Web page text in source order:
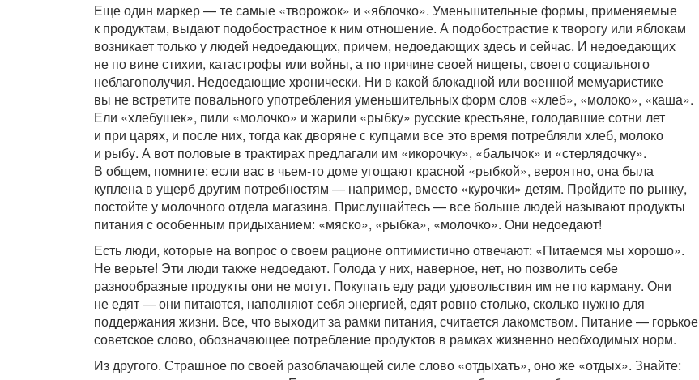
Еще один маркер — те самые «творожок» и «яблочко». Уменьшительные формы, применяемые
к продуктам, выдают подобострастное к ним отношение. А подобострастие к творогу или яблокам
возникает только у людей недоедающих, причем, недоедающих здесь и сейчас. И недоедающих
не по вине стихии, катастрофы или войны, а по причине своей нищеты, своего социального
неблагополучия. Недоедающие хронически. Ни в какой блокадной или военной мемуаристике
вы не встретите повального употребления уменьшительных форм слов «хлеб», «молоко», «каша».
Ели «хлебушек», пили «молочко» и жарили «рыбку» русские крестьяне, голодавшие сотни лет
и при царях, и после них, тогда как дворяне с купцами все это время потребляли хлеб, молоко
и рыбу. А вот половые в трактирах предлагали им «икорочку», «балычок» и «стерлядочку».
В общем, помните: если вас в чьем-то доме угощают красной «рыбкой», вероятно, она была
куплена в ущерб другим потребностям — например, вместо «курочки» детям. Пройдите по рынку,
постойте у молочного отдела магазина. Прислушайтесь — все больше людей называют продукты
питания с особенным придыханием: «мяско», «рыбка», «молочко». Они недоедают!
Есть люди, которые на вопрос о своем рационе оптимистично отвечают: «Питаемся мы хорошо».
Не верьте! Эти люди также недоедают. Голода у них, наверное, нет, но позволить себе
разнообразные продукты они не могут. Покупать еду ради удовольствия им не по карману. Они
не едят — они питаются, наполняют себя энергией, едят ровно столько, сколько нужно для
поддержания жизни. Все, что выходит за рамки питания, считается лакомством. Питание — горькое
советское слово, обозначающее потребление продуктов в рамках жизненно необходимых норм.
Из другого. Страшное по своей разоблачающей силе слово «отдыхать», оно же «отдых». Знайте: